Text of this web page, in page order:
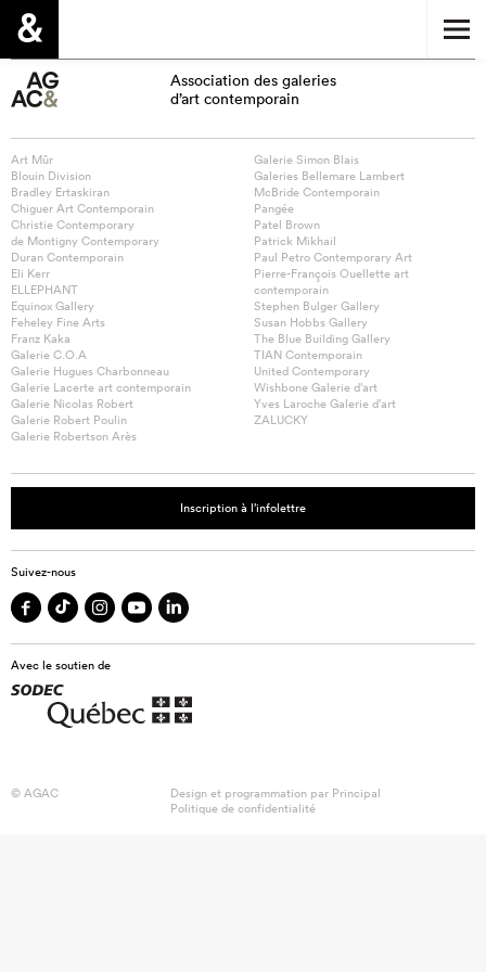
Association des galeries
d’art contemporain
Art Mûr
Blouin Division
Bradley Ertaskiran
Chiguer Art Contemporain
Christie Contemporary
de Montigny Contemporary
Duran Contemporain
Eli Kerr
ELLEPHANT
Equinox Gallery
Feheley Fine Arts
Franz Kaka
Galerie C.O.A
Galerie Hugues Charbonneau
Galerie Lacerte art contemporain
Galerie Nicolas Robert
Galerie Robert Poulin
Galerie Robertson Arès
Galerie Simon Blais
Galeries Bellemare Lambert
McBride Contemporain
Pangée
Patel Brown
Patrick Mikhail
Paul Petro Contemporary Art
Pierre-François Ouellette art
contemporain
Stephen Bulger Gallery
Susan Hobbs Gallery
The Blue Building Gallery
TIAN Contemporain
United Contemporary
Wishbone Galerie d’art
Yves Laroche Galerie d’art
ZALUCKY
Inscription à l’infolettre
Suivez-nous
Avec le soutien de
© AGAC Design et programmation par Principal
Politique de confidentialité